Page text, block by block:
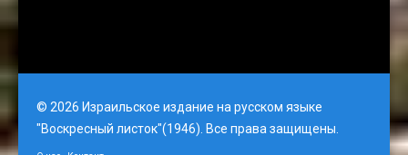
© 2026 Израильское издание на русском языке
"Воскресный листок"(1946). Все права защищены.